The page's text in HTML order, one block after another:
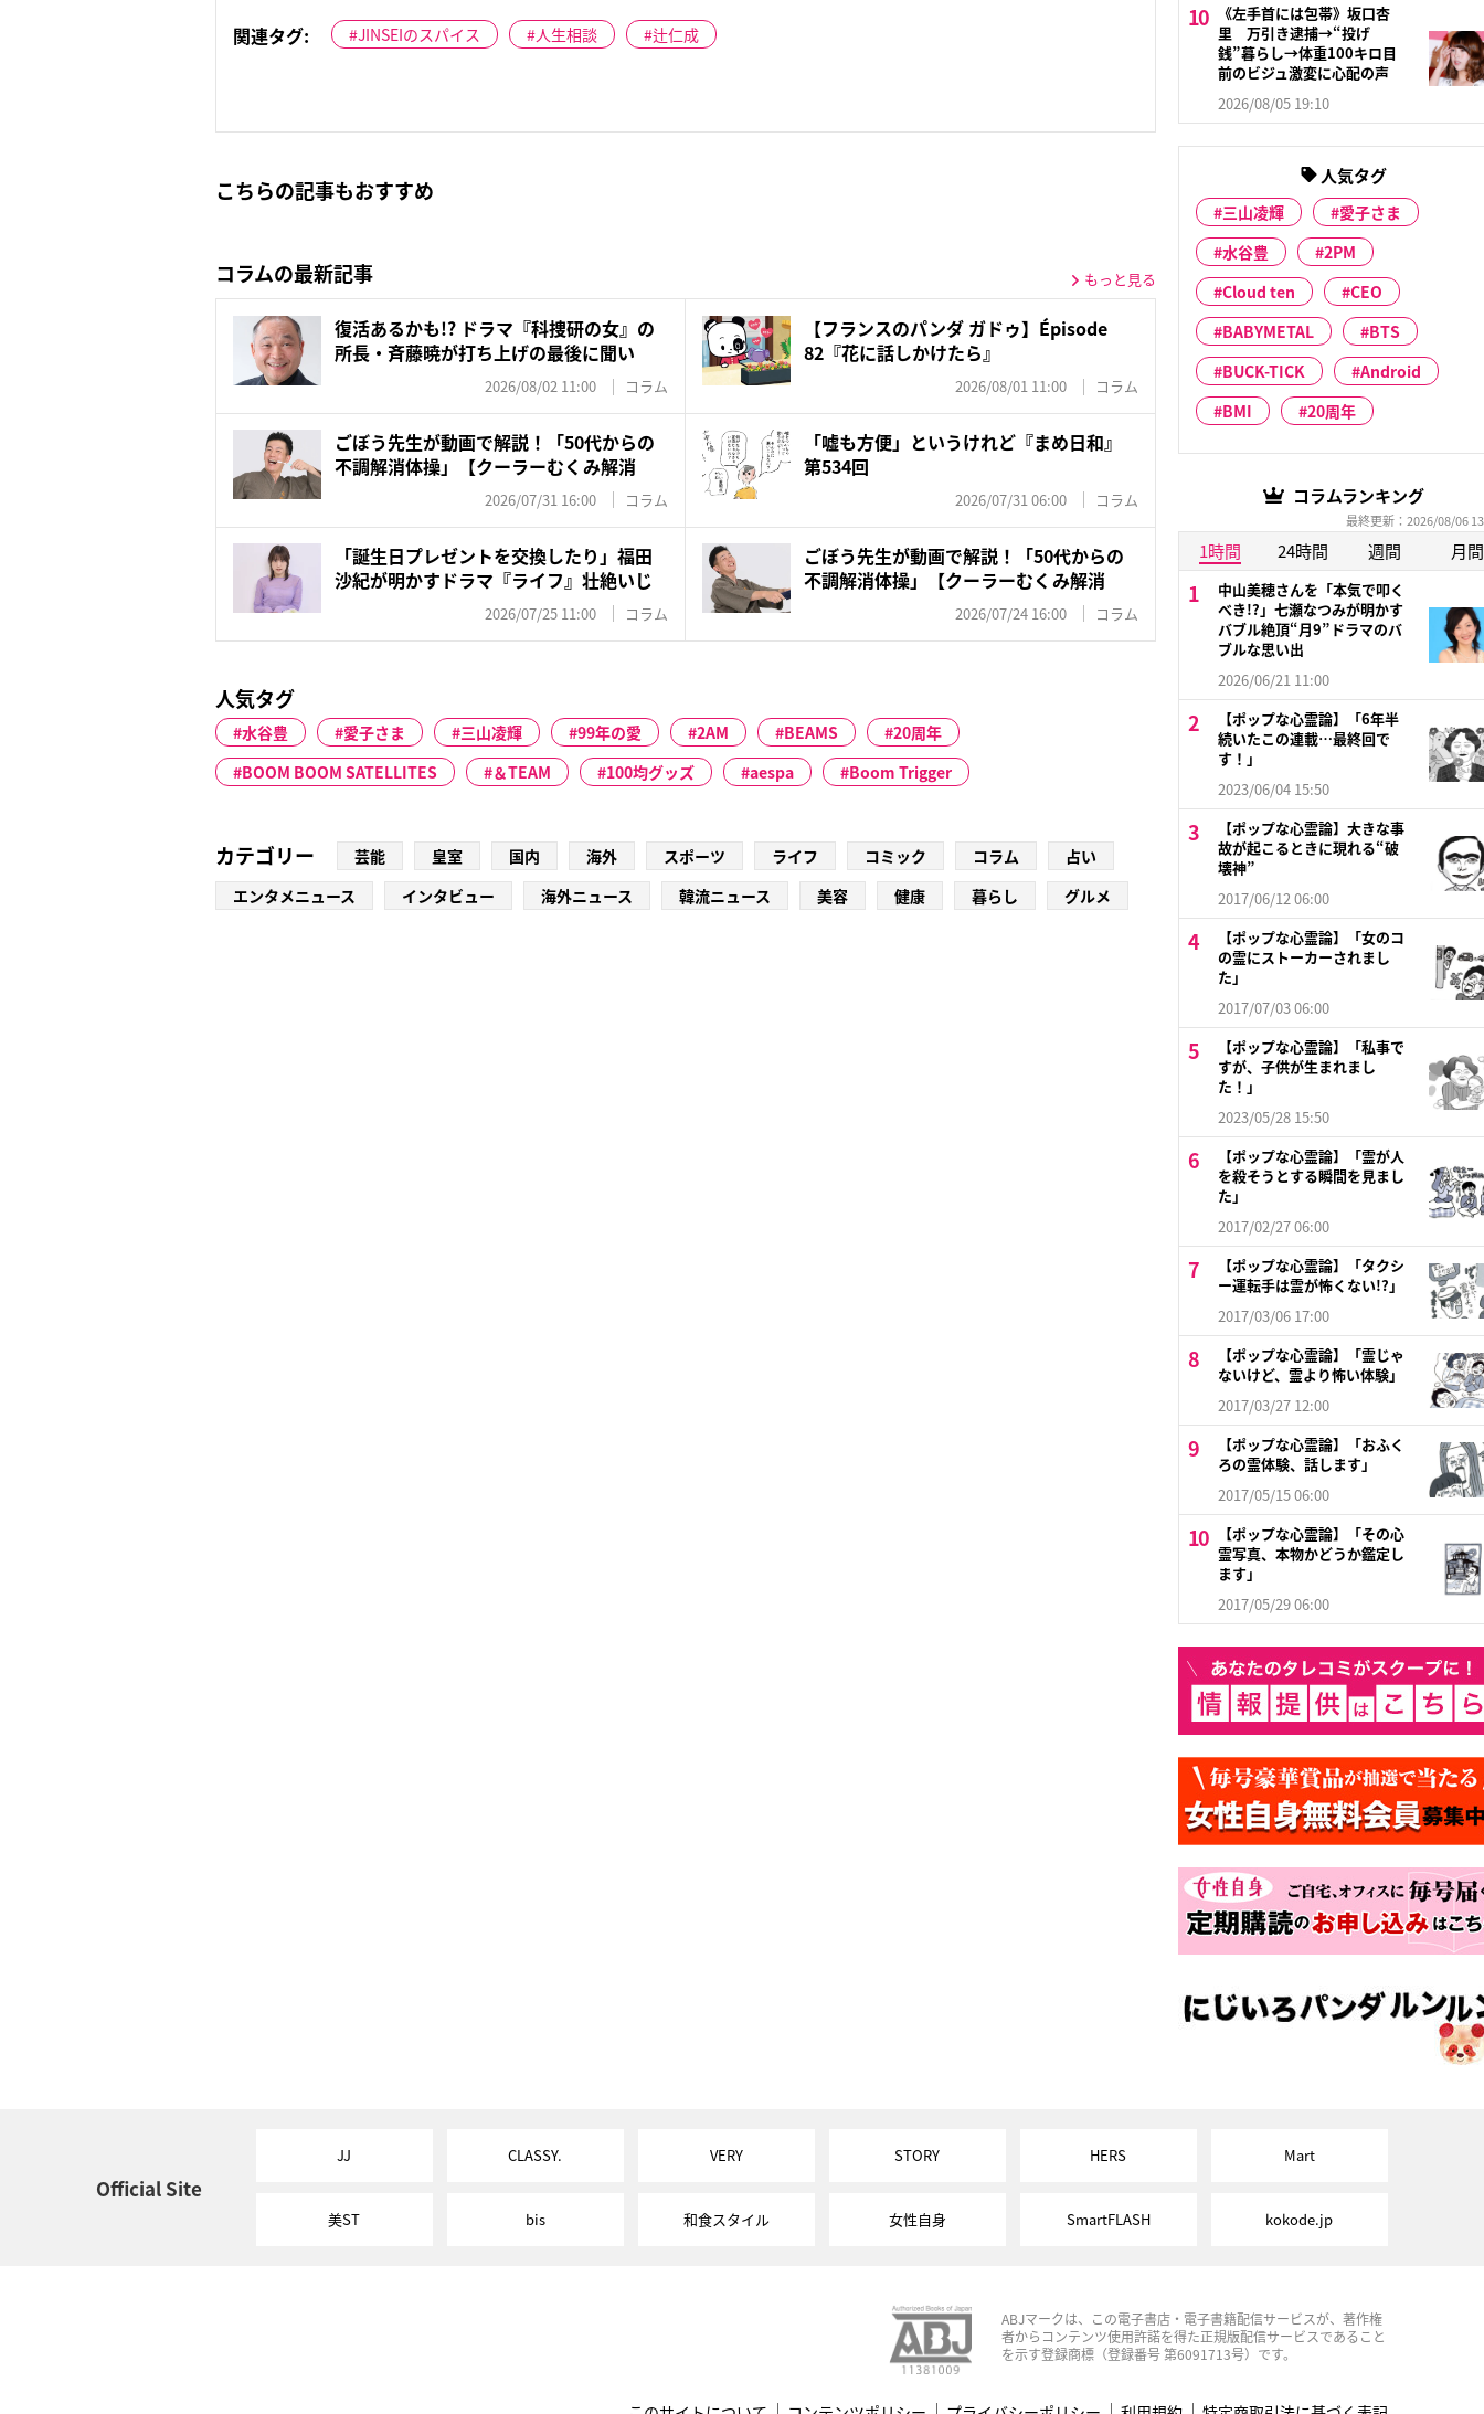
関連タグ: JINSEIのスパイス 人生相談 辻仁成
こちらの記事もおすすめ
コラムの最新記事 もっと見る
復活あるかも!? ドラマ『科捜研の女』の
所長・斉藤暁が打ち上げの最後に聞い
2026/08/02 11:00 コラム
【フランスのパンダ ガドゥ】Épisode
82『花に話しかけたら』
2026/08/01 11:00 コラム
ごぼう先生が動画で解説！「50代からの
不調解消体操」【クーラーむくみ解消
2026/07/31 16:00 コラム
「嘘も方便」というけれど『まめ日和』
第534回
2026/07/31 06:00 コラム
「誕生日プレゼントを交換したり」福田
沙紀が明かすドラマ『ライフ』壮絶いじ
2026/07/25 11:00 コラム
ごぼう先生が動画で解説！「50代からの
不調解消体操」【クーラーむくみ解消
2026/07/24 16:00 コラム
人気タグ
水谷豊 愛子さま 三山凌輝 99年の愛 2AM BEAMS
20周年
BOOM BOOM SATELLITES
＆TEAM 100均グッズ aespa Boom Trigger
カテゴリー 芸能 皇室 国内 海外 スポーツ ライフ コミック コラム
占い
エンタメニュース
インタビュー 海外ニュース 韓流ニュース 美容 健康 暮らし グルメ
《左手首には包帯》坂口杏
里 万引き逮捕→“投げ
銭”暮らし→体重100キロ目
前のビジュ激変に心配の声
2026/08/05 19:10
人気タグ
三山凌輝
愛子さま
水谷豊
2PM
Cloud ten
CEO
BABYMETAL
BTS
BUCK-TICK
Android
BMI
20周年
コラムランキング
最終更新：2026/08/06
1時間 24時間 週間 月間
中山美穂さんを「本気で叩く
べき!?」七瀬なつみが明かす
バブル絶頂“月9”ドラマのバ
ブルな思い出
2026/06/21 11:00
【ポップな心霊論】「6年半
続いたこの連載…最終回で
す！」
2023/06/04 15:50
【ポップな心霊論】大きな事
故が起こるときに現れる“破
壊神”
2017/06/12 06:00
【ポップな心霊論】「女のコ
の霊にストーカーされまし
た」
2017/07/03 06:00
【ポップな心霊論】「私事で
すが、子供が生まれまし
た！」
2023/05/28 15:50
【ポップな心霊論】「霊が人
を殺そうとする瞬間を見まし
た」
2017/02/27 06:00
【ポップな心霊論】「タクシ
ー運転手は霊が怖くない!?」
2017/03/06 17:00
【ポップな心霊論】「霊じゃ
ないけど、霊より怖い体験」
2017/03/27 12:00
【ポップな心霊論】「おふく
ろの霊体験、話します」
2017/05/15 06:00
【ポップな心霊論】「その心
霊写真、本物かどうか鑑定し
ます」
2017/05/29 06:00
Official Site
JJ CLASSY. VERY STORY HERS Mart
美ST bis 和食スタイル 女性自身 SmartFLASH kokode.jp
ABJマークは、この電子書店・電子書籍配信サービスが、著作権
者からコンテンツ使用許諾を得た正規版配信サービスであること
を示す登録商標（登録番号 第6091713号）です。